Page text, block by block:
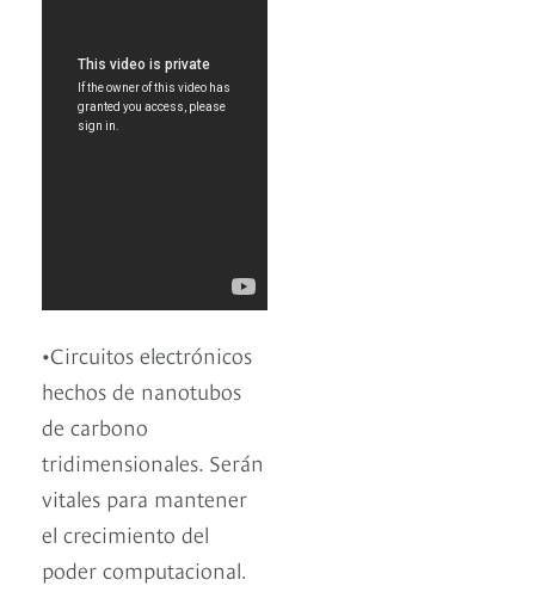
•Circuitos electrónicos
hechos de nanotubos
de carbono
tridimensionales. Serán
vitales para mantener
el crecimiento del
poder computacional.